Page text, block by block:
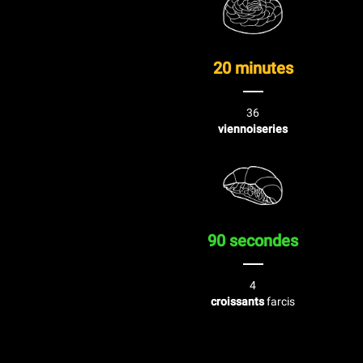
20 minutes
36
viennoiseries
90 secondes
4
croissantsfarcis